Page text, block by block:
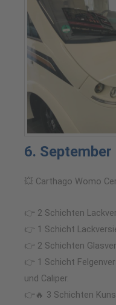
6. September
💥 Carthago Womo
👉 2 Schichten
👉 1 Schicht
👉 2 Schichten
👉 1 Schicht
und Caliper.
👉🔥 3 Schichten